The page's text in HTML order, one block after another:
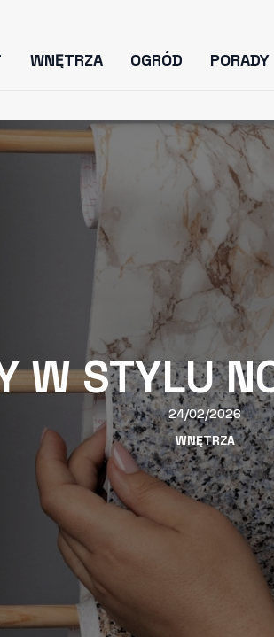
WNĘTRZA OGRÓD PORADY
W STYLU
24/02/2026
WNĘTRZA